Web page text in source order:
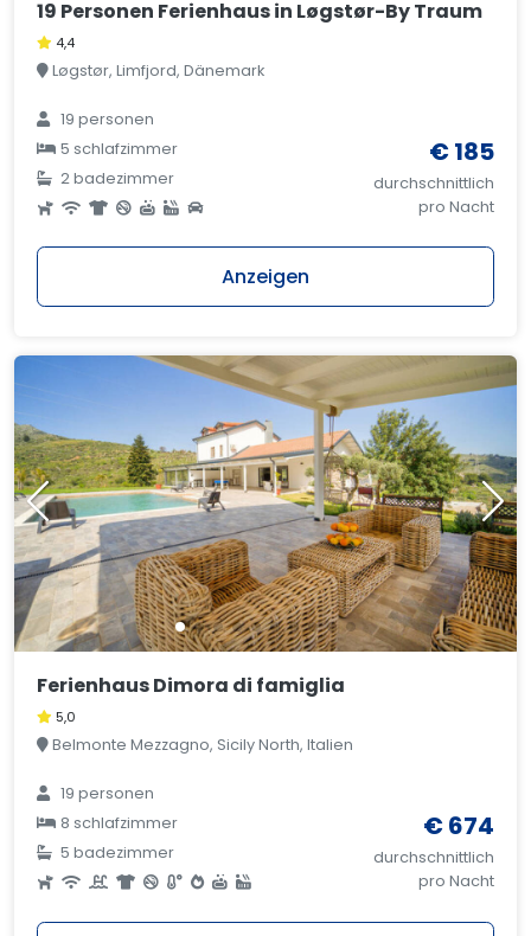
19 Personen Ferienhaus in Løgstør-By Traum
4,4
Løgstør, Limfjord, Dänemark
19 personen
5 schlafzimmer
2 badezimmer
€ 185
durchschnittlich
pro Nacht
Anzeigen
Ferienhaus Dimora di famiglia
5,0
Belmonte Mezzagno, Sicily North, Italien
19 personen
8 schlafzimmer
5 badezimmer
€ 674
durchschnittlich
pro Nacht